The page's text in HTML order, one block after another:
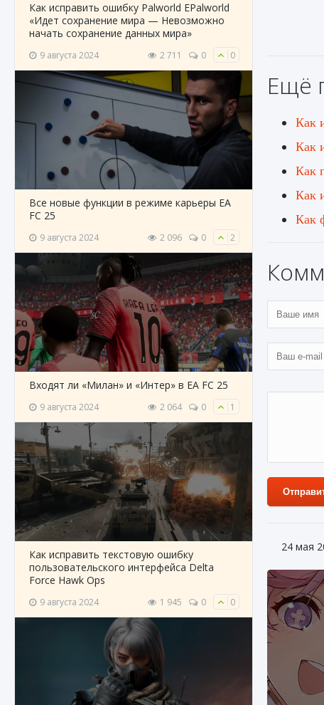
Как исправить ошибку Palworld EPalworld
«Идет сохранение мира — Невозможно
начать сохранение данных мира»
9 августа 2024 2 711 0 0
Все новые функции в режиме карьеры EA
FC 25
9 августа 2024 2 096 0 2
Входят ли «Милан» и «Интер» в EA FC 25
9 августа 2024 2 064 0 1
Как исправить текстовую ошибку
пользовательского интерфейса Delta
Force Hawk Ops
9 августа 2024 1 945 0 0
Ещё
Как
Как
Как
Как
Как
24 мая